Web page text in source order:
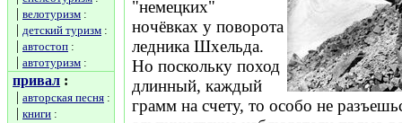
| велотуризм :
| детский туризм :
| автостоп :
| автотуризм :
привал :
| авторская песня :
| книги :
"немецких"
ночёвках у поворота
ледника Шхельда.
Но поскольку поход
длинный, каждый
грамм на счету, то особо не